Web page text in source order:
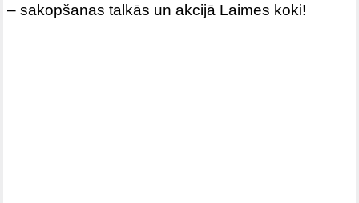
– sakopšanas talkās un akcijā Laimes koki!